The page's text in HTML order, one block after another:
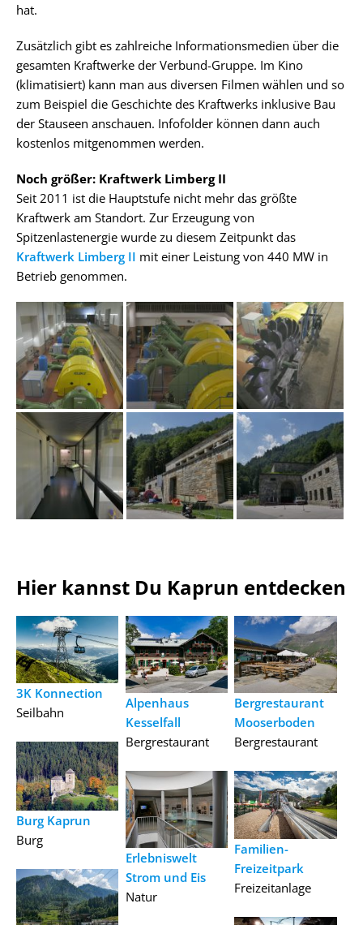
hat.
Zusätzlich gibt es zahlreiche Informationsmedien über die
gesamten Kraftwerke der Verbund-Gruppe. Im Kino
(klimatisiert) kann man aus diversen Filmen wählen und so
zum Beispiel die Geschichte des Kraftwerks inklusive Bau
der Stauseen anschauen. Infofolder können dann auch
kostenlos mitgenommen werden.
Noch größer: Kraftwerk Limberg II
Seit 2011 ist die Hauptstufe nicht mehr das größte
Kraftwerk am Standort. Zur Erzeugung von
Spitzenlastenergie wurde zu diesem Zeitpunkt das
Kraftwerk Limberg II mit einer Leistung von 440 MW in
Betrieb genommen.
Hier kannst Du Kaprun entdecken
3K Konnection
Seilbahn
Burg Kaprun
Burg
Alpenhaus
Kesselfall
Bergrestaurant
Erlebniswelt
Strom und Eis
Natur
Bergrestaurant
Mooserboden
Bergrestaurant
Familien-
Freizeitpark
Freizeitanlage